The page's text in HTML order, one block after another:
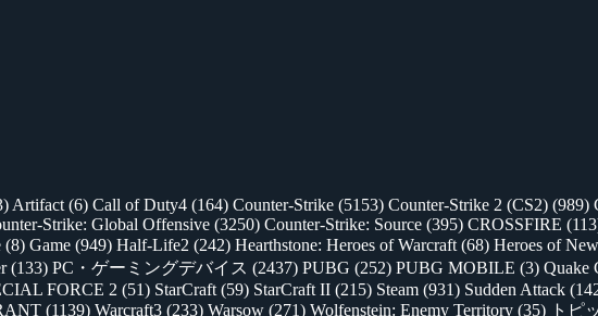
Artifact (6) Call of Duty4 (164) Counter-Strike (5153) Counter-Strike 2 (CS2) (989)
Strike: Global Offensive (3250) Counter-Strike: Source (395) CROSSFIRE
(8) Game (949) Half-Life2 (242) Hearthstone: Heroes of Warcraft (68) Heroes of
(133) PC・ゲーミングデバイス (2437) PUBG (252) PUBG MOBILE (3) Quake
FORCE 2 (51) StarCraft (59) StarCraft II (215) Steam (931) Sudden Attack
(1139) Warcraft3 (233) Warsow (271) Wolfenstein: Enemy Territory (35) トピ